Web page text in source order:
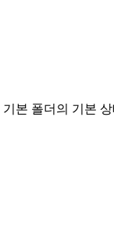
본 폴더의 기본